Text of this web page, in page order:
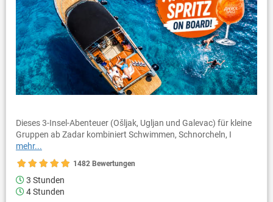
Dieses 3-Insel-Abenteuer (Ošljak, Ugljan und Galevac) für kleine
Gruppen ab Zadar kombiniert Schwimmen, Schnorcheln, I
mehr...
1482 Bewertungen
3 Stunden
4 Stunden